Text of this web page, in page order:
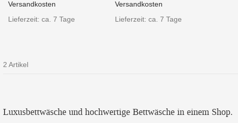
Versandkosten
Lieferzeit: ca. 7 Tage
Versandkosten
Lieferzeit: ca. 7 Tage
2 Artikel
Luxusbettwäsche und hochwertige Bettwäsche in einem Shop.